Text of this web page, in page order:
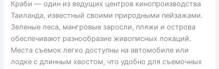
Краби — один из ведущих центров кинопроизводства
Таиланда, известный своими природными пейзажами.
Зеленые леса, мангровые заросли, пляжи и острова
обеспечивают разнообразие живописных локаций.
Места съемок легко доступны на автомобиле или
лодке с длинным хвостом, что удобно для съемочных